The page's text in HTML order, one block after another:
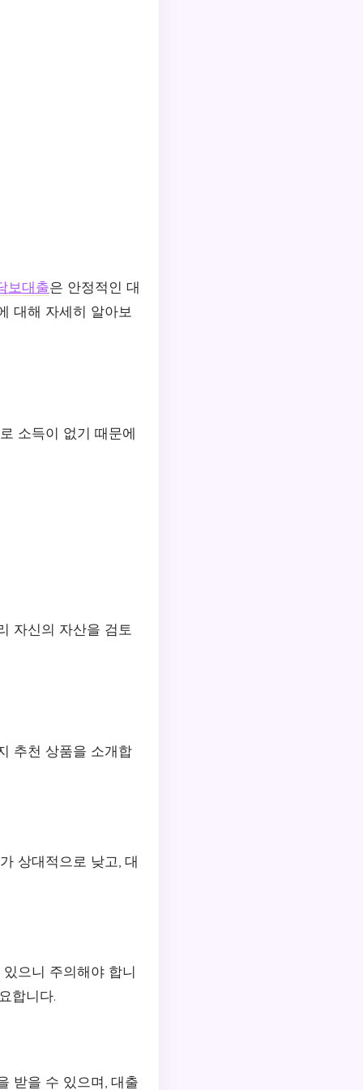
보대출은 안정적인 대
대해 자세히 알아보
소득이 없기 때문에
자신의 자산을 검토
추천 상품을 소개합
상대적으로 낮고, 대
으니 주의해야 합니
합니다.
받을 수 있으며, 대출